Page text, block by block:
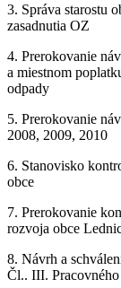
3. Správa starostu
zasadnutia OZ
4. Prerokovanie
a miestnom
odpady
5. Prerokovanie
2008, 2009, 2010
6. Stanovisko
obce
7. Prerokovanie
rozvoja obce
8. Návrh a
Čl.. III.